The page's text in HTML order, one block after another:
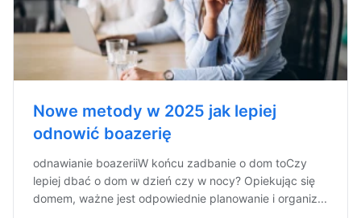
Nowe metody w 2025 jak lepiej
odnowić boazerię
odnawianie boazeriiW końcu zadbanie o dom toCzy
lepiej dbać o dom w dzień czy w nocy? Opiekując się
domem, ważne jest odpowiednie planowanie i organiz...